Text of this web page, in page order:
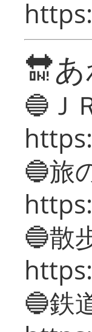
🔛
🔵Ｊ
🔵旅
🔵散
🔵鉄